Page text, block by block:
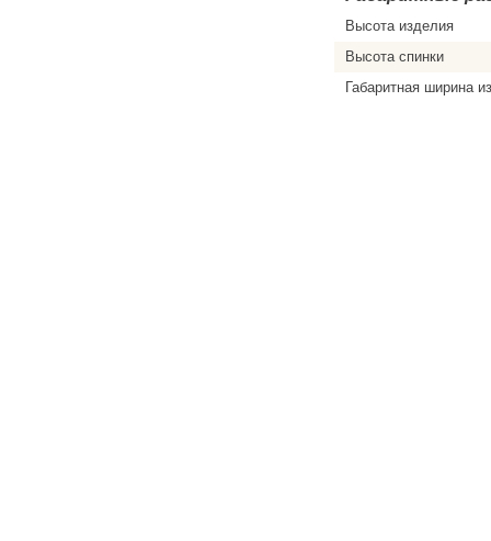
Высота изделия
Высота спинки
Габаритная ширина